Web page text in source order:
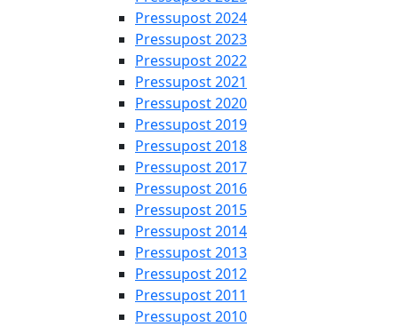
Pressupost 2024
Pressupost 2023
Pressupost 2022
Pressupost 2021
Pressupost 2020
Pressupost 2019
Pressupost 2018
Pressupost 2017
Pressupost 2016
Pressupost 2015
Pressupost 2014
Pressupost 2013
Pressupost 2012
Pressupost 2011
Pressupost 2010